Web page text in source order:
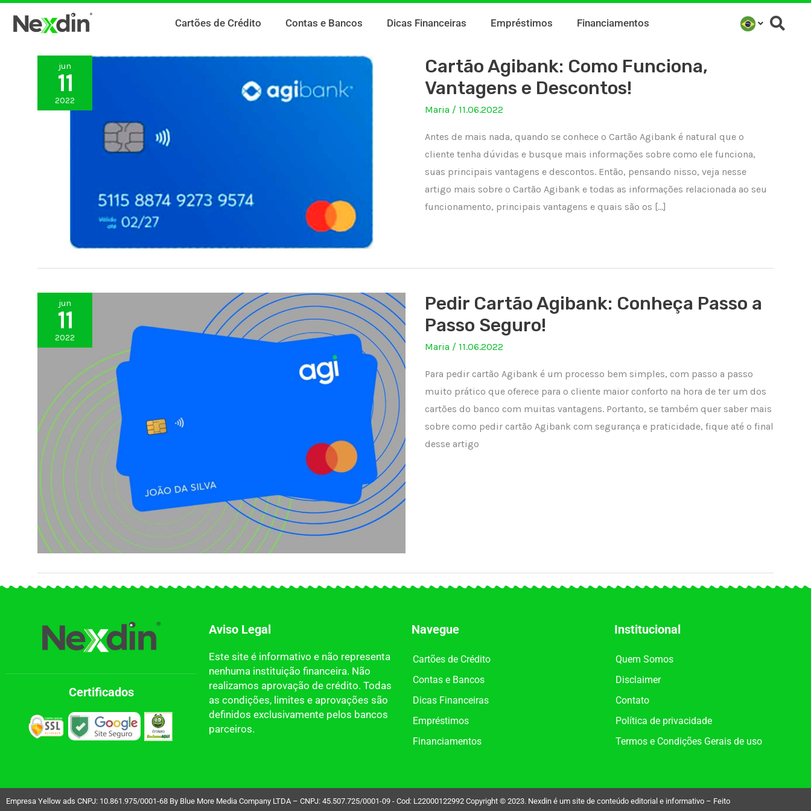
para
Cartões de Crédito Contas e Bancos Dicas Financeiras Empréstimos Financiamentos
jun
11
2022
Cartão Agibank: Como Funciona,
Vantagens e Descontos!
Maria / 11.06.2022
Antes de mais nada, quando se conhece o Cartão Agibank é natural que o
cliente tenha dúvidas e busque mais informações sobre como ele funciona,
suas principais vantagens e descontos. Então, pensando nisso, veja nesse
artigo mais sobre o Cartão Agibank e todas as informações relacionada ao seu
funcionamento, principais vantagens e quais são os […]
jun
11
2022
Pedir Cartão Agibank: Conheça Passo a
Passo Seguro!
Maria / 11.06.2022
Para pedir cartão Agibank é um processo bem simples, com passo a passo
muito prático que oferece para o cliente maior conforto na hora de ter um dos
cartões do banco com muitas vantagens. Portanto, se também quer saber mais
sobre como pedir cartão Agibank com segurança e praticidade, fique até o final
desse artigo
Certificados
Aviso Legal
Este site é informativo e não representa
nenhuma instituição financeira. Não
realizamos aprovação de crédito. Todas
as condições, limites e aprovações são
definidos exclusivamente pelos bancos
parceiros.
Navegue
Cartões de Crédito
Contas e Bancos
Dicas Financeiras
Empréstimos
Financiamentos
Institucional
Quem Somos
Disclaimer
Contato
Política de privacidade
Termos e Condições Gerais de uso
Empresa Yellow ads CNPJ: 10.861.975/0001-68 By Blue More Media Company LTDA – CNPJ: 45.507.725/0001-09 - Cod: L22000122992 Copyright © 2023. Nexdin é um site de conteúdo editorial e informativo – Feito